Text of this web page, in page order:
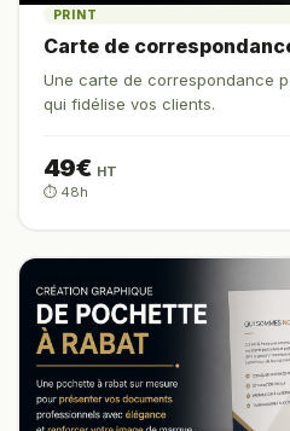
PRINT
Carte de
Une carte de correspondance
qui fidélise vos clients.
49€ HT
⏱️ 48h